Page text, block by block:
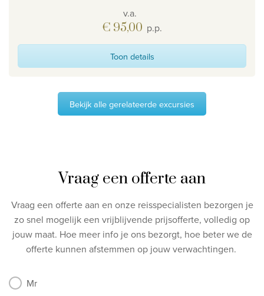
v.a.
€ 95,00 p.p.
Toon details
Bekijk alle gerelateerde excursies
Vraag een offerte aan
Vraag een offerte aan en onze reisspecialisten bezorgen je
zo snel mogelijk een vrijblijvende prijsofferte, volledig op
jouw maat. Hoe meer info je ons bezorgt, hoe beter we de
offerte kunnen afstemmen op jouw verwachtingen.
Mr